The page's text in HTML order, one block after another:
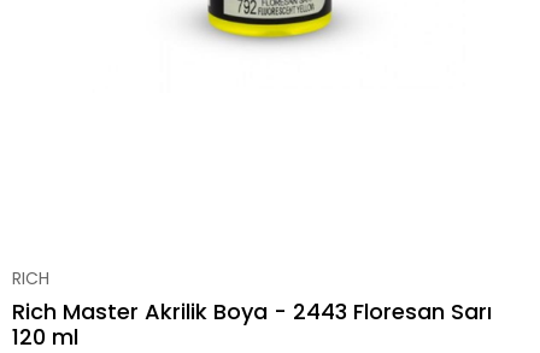
RICH
Rich Master Akrilik Boya - 2443 Floresan Sarı
120 ml